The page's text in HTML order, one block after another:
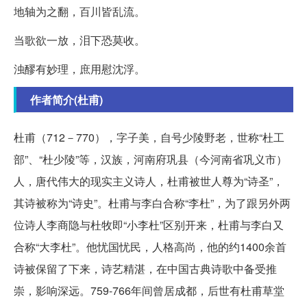
地轴为之翻，百川皆乱流。
当歌欲一放，泪下恐莫收。
浊醪有妙理，庶用慰沈浮。
作者简介(杜甫)
杜甫（712－770），字子美，自号少陵野老，世称“杜工
部”、“杜少陵”等，汉族，河南府巩县（今河南省巩义市）
人，唐代伟大的现实主义诗人，杜甫被世人尊为“诗圣”，
其诗被称为“诗史”。杜甫与李白合称“李杜”，为了跟另外两
位诗人李商隐与杜牧即“小李杜”区别开来，杜甫与李白又
合称“大李杜”。他忧国忧民，人格高尚，他的约1400余首
诗被保留了下来，诗艺精湛，在中国古典诗歌中备受推
崇，影响深远。759-766年间曾居成都，后世有杜甫草堂